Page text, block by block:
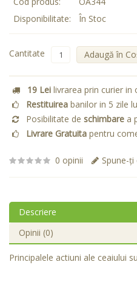
Disponibilitate:
În Stoc
Cantitate Adaugă în
19 Lei livrarea prin curier in
Restituirea banilor in 5 zile
Posibilitate de schimbare a
Livrare Gratuita pentru
0 opinii Spune-ţi
Descriere
Opinii (0)
Principalele actiuni ale ceaiului